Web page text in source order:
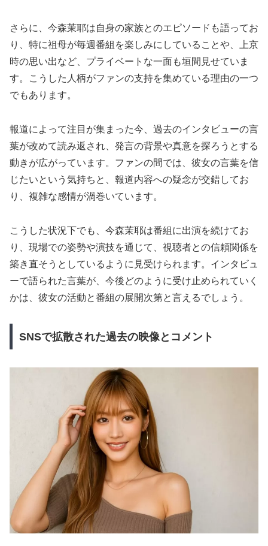
さらに、今森茉耶は自身の家族とのエピソードも語ってお
り、特に祖母が毎週番組を楽しみにしていることや、上京
時の思い出など、プライベートな一面も垣間見せていま
す。こうした人柄がファンの支持を集めている理由の一つ
でもあります。
報道によって注目が集まった今、過去のインタビューの言
葉が改めて読み返され、発言の背景や真意を探ろうとする
動きが広がっています。ファンの間では、彼女の言葉を信
じたいという気持ちと、報道内容への疑念が交錯してお
り、複雑な感情が渦巻いています。
こうした状況下でも、今森茉耶は番組に出演を続けてお
り、現場での姿勢や演技を通じて、視聴者との信頼関係を
築き直そうとしているように見受けられます。インタビュ
ーで語られた言葉が、今後どのように受け止められていく
かは、彼女の活動と番組の展開次第と言えるでしょう。
SNSで拡散された過去の映像とコメント